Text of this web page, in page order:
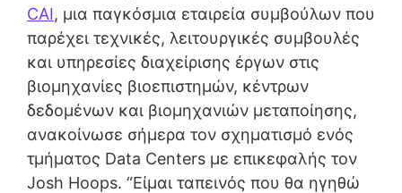
CAI, μια παγκόσμια εταιρεία συμβούλων που
παρέχει τεχνικές, λειτουργικές συμβουλές
και υπηρεσίες διαχείρισης έργων στις
βιομηχανίες βιοεπιστημών, κέντρων
δεδομένων και βιομηχανιών μεταποίησης,
ανακοίνωσε σήμερα τον σχηματισμό ενός
τμήματος Data Centers με επικεφαλής τον
Josh Hoops. “Είμαι ταπεινός που θα ηγηθώ